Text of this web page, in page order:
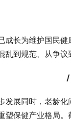
成长为维护国民
乱到规范、从争
/
发展同时，老龄
塑保健产业格局